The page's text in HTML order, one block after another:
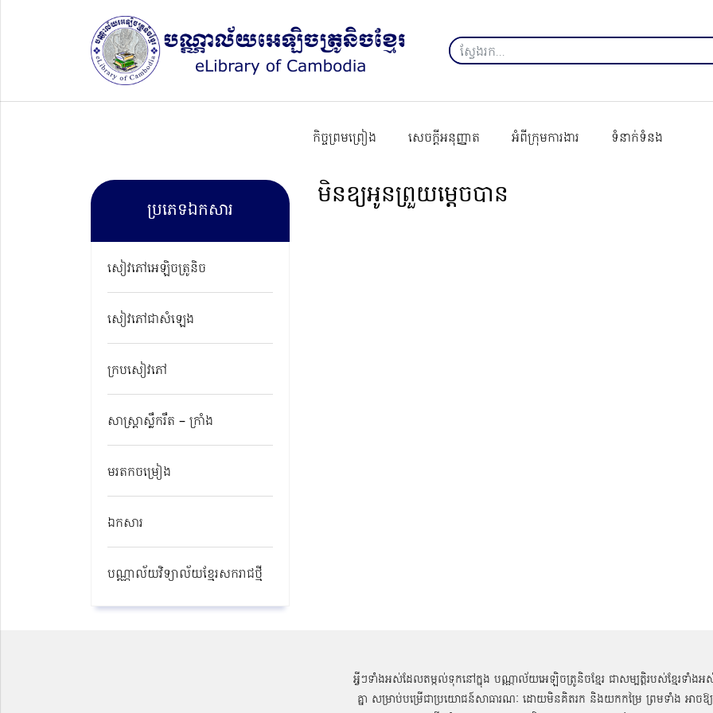
កិច្ចព្រមព្រៀង សេចក្ដីអនុញ្ញាត អំពីក្រុមការងារ ទំនាក់ទំនង
ប្រភេទឯកសារ
សៀវភៅអេឡិចត្រូនិច
សៀវភៅជាសំឡេង
ក្របសៀវភៅ
សាស្ត្រាស្លឹករឹត – ក្រាំង
មរតកចម្រៀង
ឯកសារ
បណ្ណាល័យវិទ្យាល័យខ្មែរសករាជថ្មី​
មិនឧ្យអូនព្រួយម្ដេចបាន
អ្វីៗទាំងអស់ដែលតម្កល់ទុកនៅក្នុង បណ្ណាល័យអេឡិចត្រូនិចខ្មែរ ជាសម្បតិ្តរបស់ខ្មែរទាំងអ
គ្នា សម្រាប់បម្រើជាប្រយោជន៍សាធារណៈ ដោយមិនគិតរក និងយកកម្រៃ ព្រមទាំង អាចឱ្យ